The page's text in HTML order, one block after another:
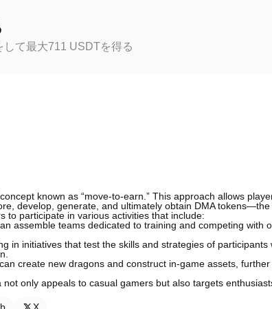
て最大711 USDTを得る
known as “move-to-earn.” This approach allows
develop, generate, and ultimately obtain DMA
to participate in various activities that include:
assemble teams dedicated to training and competing with
in initiatives that test the skills and strategies of
create new dragons and construct in-game assets,
only appeals to casual gamers but also targets